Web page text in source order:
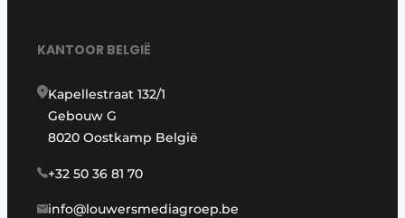
KANTOOR BELGIË
Kapellestraat 132/1
Gebouw G
8020 Oostkamp België
+32 50 36 81 70
info@louwersmediagroep.be